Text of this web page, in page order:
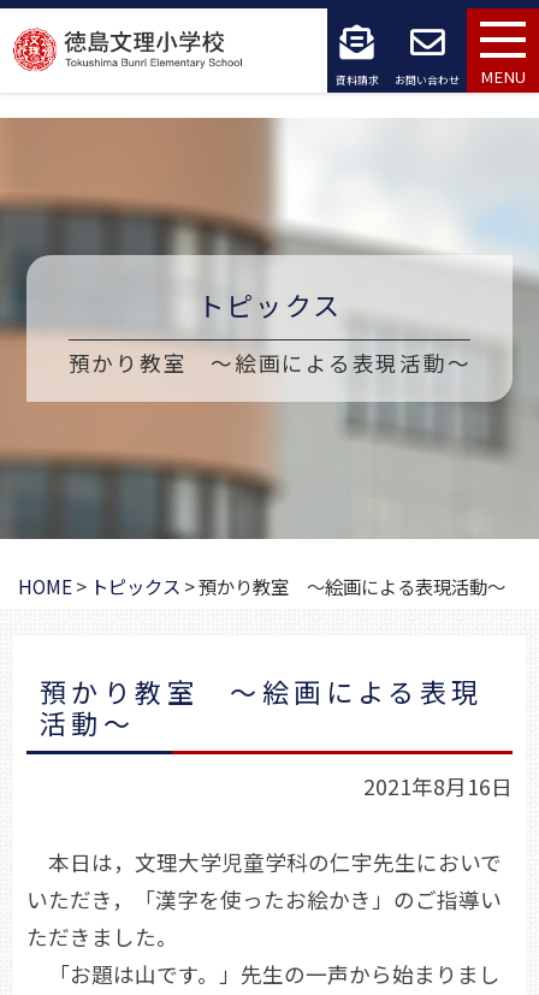
コ
ン
テ
ツ
キ
プ
資料請求 お問い合わせ MENU
トピックス
預かり教室 ～絵画による表現活動～
HOME> トピックス >預かり教室 ～絵画による表現活動～
預かり教室 ～絵画による表現
活動～
2021年8月16日
本日は，文理大学児童学科の仁宇先生においで
いただき，「漢字を使ったお絵かき」のご指導い
ただきました。
「お題は山です。」先生の一声から始まりまし